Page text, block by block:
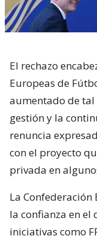
El rechazo
Europeas de
aumentado de
gestión y la
renuncia
con el proyecto
privada en
La
la confianza en el
iniciativas como